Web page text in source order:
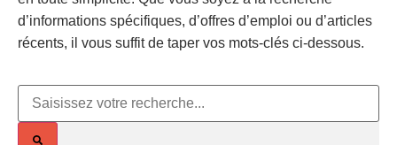
d’informations spécifiques, d’offres d’emploi ou d’articles
récents, il vous suffit de taper vos mots-clés ci-dessous.